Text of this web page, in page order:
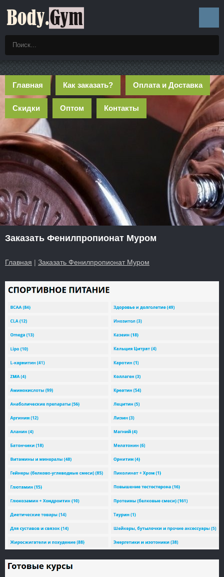
Главная Как заказать? Оплата и Доставка
Скидки Оптом Контакты
Заказать Фенилпропионат Муром
Главная | Заказать Фенилпропионат Муром